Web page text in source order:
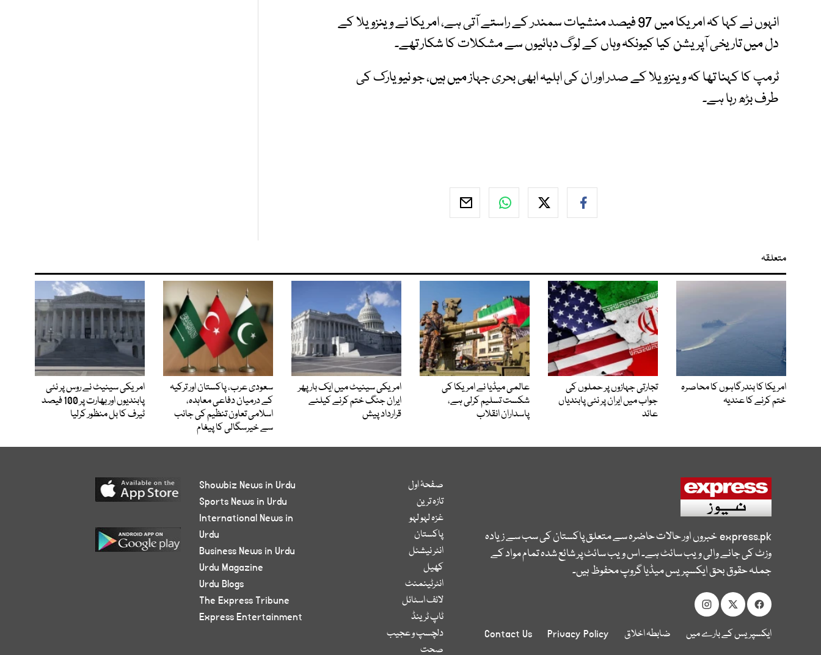
انہوں نے کہا کہ امریکا میں 97 فیصد منشیات سمندر کے راستے آتی ہے، امریکا نے وینزویلا کے
دل میں تاریخی آپریشن کیا کیونکہ وہاں کے لوگ دہائیوں سے مشکلات کا شکار تھے۔
ٹرمپ کا کہنا تھا کہ وینزویلا کے صدر اور ان کی اہلیہ ابھی بحری جہاز میں ہیں، جو نیویارک کی
طرف بڑھ رہا ہے۔
متعلقہ
امریکا کا بندرگاہوں کا محاصرہ
ختم کرنے کا عندیہ
تجارتی جہازوں پر حملوں کی
جواب میں ایران پر نئی پابندیاں
عائد
عالمی میڈیا نے امریکا کی
شکست تسلیم کرلی ہے،
پاسداران انقلاب
امریکی سینیٹ میں ایک بار پھر
ایران جنگ ختم کرنے کیلئے
قرارداد پیش
سعودی عرب، پاکستان اور ترکیہ
کے درمیان دفاعی معاہدہ،
اسلامی تعاون تنظیم کی جانب
سے خیرسگالی کا پیغام
امریکی سینیٹ نے روس پر نئی
پابندیوں اور بھارت پر 100 فیصد
ٹیرف کا بل منظور کرلیا
express.pkخبروں اور حالات حاضرہ سے متعلق پاکستان کی سب سے زیادہ
وزٹ کی جانے والی ویب سائٹ ہے۔ اس ویب سائٹ پر شائع شدہ تمام مواد کے
جملہ حقوق بحق ایکسپریس میڈیا گروپ محفوظ ہیں۔
ایکسپریس کے بارے میں ضابطہ اخلاق Privacy Policy
Contact Us
صفحۂ اول
تازہ ترین
غزہ لہو لہو
پاکستان
انٹر نیشنل
کھیل
انٹرٹینمنٹ
لائف اسٹائل
ٹاپ ٹرینڈ
دلچسپ و عجیب
صحت
Showbiz News in Urdu
Sports News in Urdu
International News in
Urdu
Business News in Urdu
Urdu Magazine
Urdu Blogs
The Express Tribune
Express Entertainment